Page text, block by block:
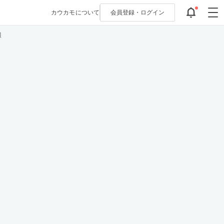
カウカモについて 会員登録・ ログイン